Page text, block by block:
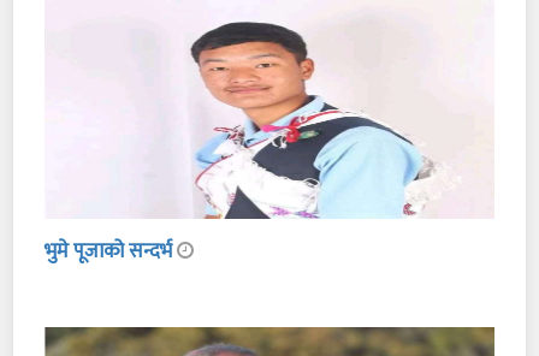
भुमे पूजाको सन्दर्भ